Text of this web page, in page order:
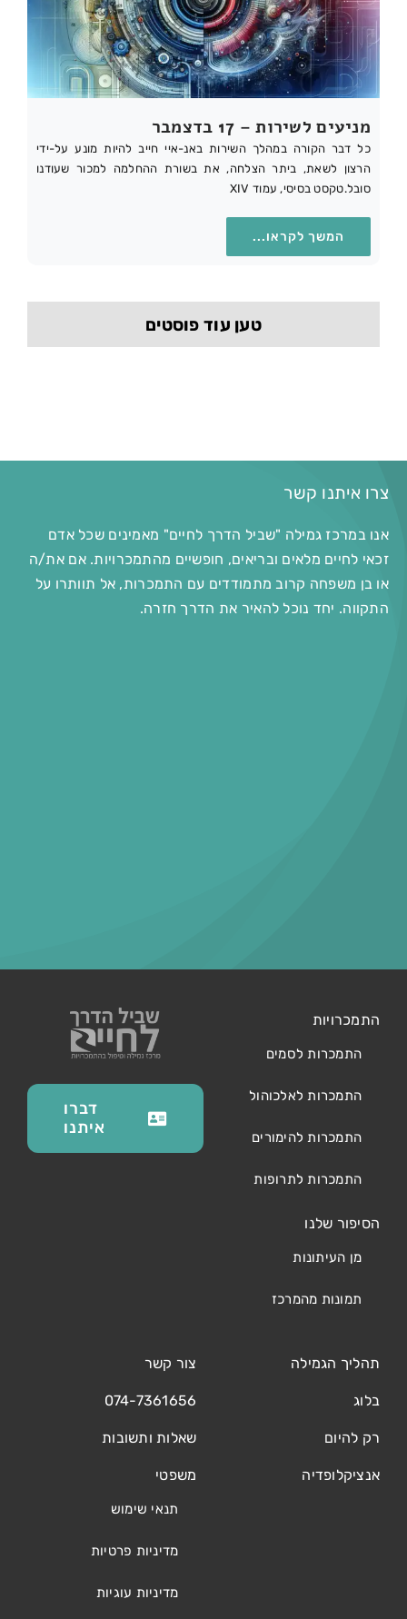
מניעים לשירות – 17 בדצמבר
כל דבר הקורה במהלך השירות באנ-איי חייב להיות מונע על-ידי
הרצון לשאת, ביתר הצלחה, את בשורת ההחלמה למכור שעודנו
סובל.טקסט בסיסי, עמוד XIV
המשך לקראו...
טען עוד פוסטים
צרו איתנו קשר
אנו במרכז גמילה "שביל הדרך לחיים" מאמינים שכל אדם
זכאי לחיים מלאים ובריאים, חופשיים מהתמכרויות. אם את/ה
או בן משפחה קרוב מתמודדים עם התמכרות, אל תוותרו על
התקווה. יחד נוכל להאיר את הדרך חזרה.
התמכרויות
התמכרות לסמים
התמכרות לאלכוהול
התמכרות להימורים
התמכרות לתרופות
הסיפור שלנו
מן העיתונות
תמונות מהמרכז
תהליך הגמילה
בלוג
רק להיום
אנציקלופדיה
צור קשר
074-7361656
שאלות ותשובות
משפטי
תנאי שימוש
מדיניות פרטיות
מדיניות עוגיות
דברו
איתנו